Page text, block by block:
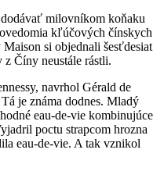
milovníkom koňaku
kľúčových čínskych
si objednali šesťdesiat
Číny neustále rástli.
navrhol Gérald de
je známa dodnes. Mladý
eau-de-vie kombinujúce
poctu strapcom hrozna
eau-de-vie. A tak vznikol